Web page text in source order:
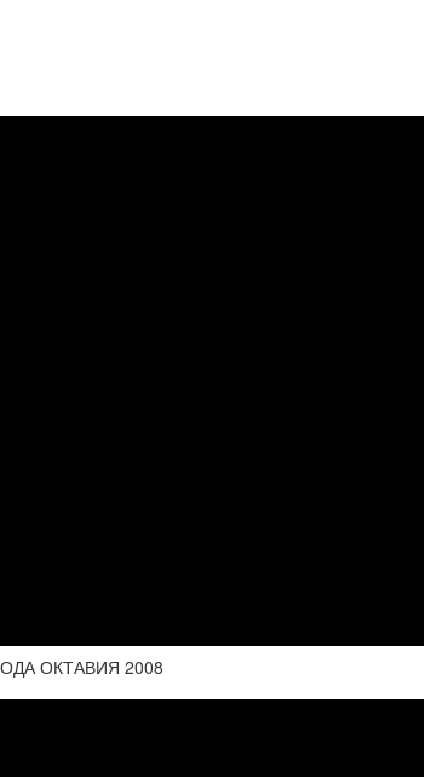
ОКТАВИЯ 2008